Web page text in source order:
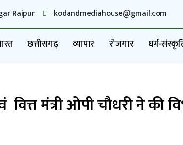
Raipur kodandmediahouse@gmail.com
छत्तीसगढ़ व्यापार रोजगार धर्म-
मंत्री ओपी चौधरी ने की